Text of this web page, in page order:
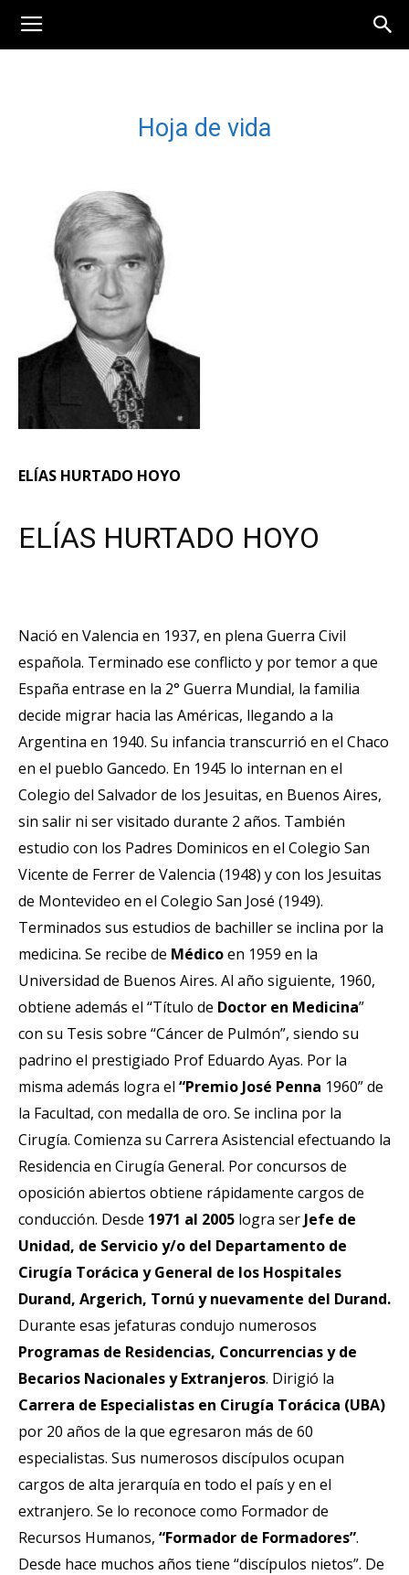
Hoja de vida
ELÍAS HURTADO HOYO
ELÍAS HURTADO HOYO
Nació en Valencia en 1937, en plena Guerra Civil
española. Terminado ese conflicto y por temor a que
España entrase en la 2° Guerra Mundial, la familia
decide migrar hacia las Américas, llegando a la
Argentina en 1940. Su infancia transcurrió en el Chaco
en el pueblo Gancedo. En 1945 lo internan en el
Colegio del Salvador de los Jesuitas, en Buenos Aires,
sin salir ni ser visitado durante 2 años. También
estudio con los Padres Dominicos en el Colegio San
Vicente de Ferrer de Valencia (1948) y con los Jesuitas
de Montevideo en el Colegio San José (1949).
Terminados sus estudios de bachiller se inclina por la
medicina. Se recibe de Médicoen 1959 en la
Universidad de Buenos Aires. Al año siguiente, 1960,
obtiene además el “Título de Doctor en Medicina”
con su Tesis sobre “Cáncer de Pulmón”, siendo su
padrino el prestigiado Prof Eduardo Ayas. Por la
misma además logra el “Premio José Penna 1960” de
la Facultad, con medalla de oro. Se inclina por la
Cirugía. Comienza su Carrera Asistencial efectuando la
Residencia en Cirugía General. Por concursos de
oposición abiertos obtiene rápidamente cargos de
conducción. Desde 1971 al 2005 logra ser Jefe de
Unidad, de Servicio y/o del Departamento de
Cirugía Torácica y General de los Hospitales
Durand, Argerich, Tornú y nuevamente del Durand.
Durante esas jefaturas condujo numerosos
Programas de Residencias, Concurrencias y de
Becarios Nacionales y Extranjeros. Dirigió la
Carrera de Especialistas en Cirugía Torácica (UBA)
por 20 años de la que egresaron más de 60
especialistas. Sus numerosos discípulos ocupan
cargos de alta jerarquía en todo el país y en el
extranjero. Se lo reconoce como Formador de
Recursos Humanos, “Formador de Formadores”.
Desde hace muchos años tiene “discípulos nietos”. De